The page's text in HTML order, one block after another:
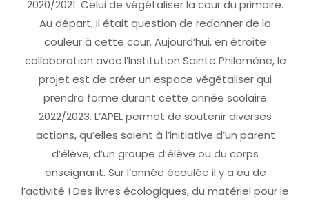
2020/2021. Celui de végétaliser la cour du primaire.
Au départ, il était question de redonner de la
couleur à cette cour. Aujourd’hui, en étroite
collaboration avec l’Institution Sainte Philomène, le
projet est de créer un espace végétaliser qui
prendra forme durant cette année scolaire
2022/2023. L’APEL permet de soutenir diverses
actions, qu’elles soient à l’initiative d’un parent
d’élève, d’un groupe d’élève ou du corps
enseignant. Sur l’année écoulée il y a eu de
l’activité ! Des livres écologiques, du matériel pour le